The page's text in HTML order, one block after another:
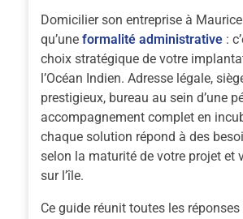
Domicilier son entreprise à
qu’une formalité administrative :
choix stratégique de votre
l’Océan Indien. Adresse légale,
prestigieux, bureau au sein d’une
accompagnement complet en
chaque solution répond à des
selon la maturité de votre projet et
sur l’île.
Ce guide réunit toutes les